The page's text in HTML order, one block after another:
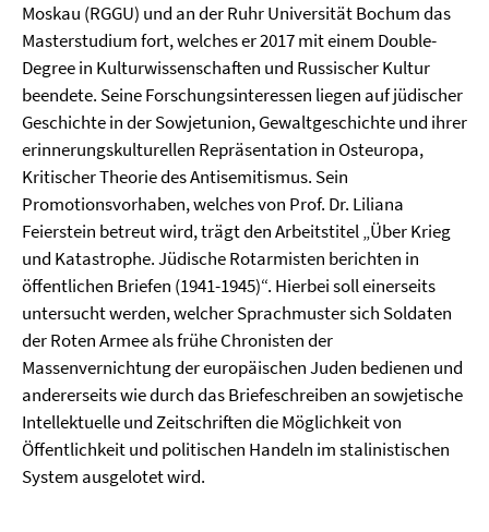
Moskau (RGGU) und an der Ruhr Universität Bochum das
Masterstudium fort, welches er 2017 mit einem Double-
Degree in Kulturwissenschaften und Russischer Kultur
beendete. Seine Forschungsinteressen liegen auf jüdischer
Geschichte in der Sowjetunion, Gewaltgeschichte und ihrer
erinnerungskulturellen Repräsentation in Osteuropa,
Kritischer Theorie des Antisemitismus. Sein
Promotionsvorhaben, welches von Prof. Dr. Liliana
Feierstein betreut wird, trägt den Arbeitstitel „Über Krieg
und Katastrophe. Jüdische Rotarmisten berichten in
öffentlichen Briefen (1941-1945)“. Hierbei soll einerseits
untersucht werden, welcher Sprachmuster sich Soldaten
der Roten Armee als frühe Chronisten der
Massenvernichtung der europäischen Juden bedienen und
andererseits wie durch das Briefeschreiben an sowjetische
Intellektuelle und Zeitschriften die Möglichkeit von
Öffentlichkeit und politischen Handeln im stalinistischen
System ausgelotet wird.